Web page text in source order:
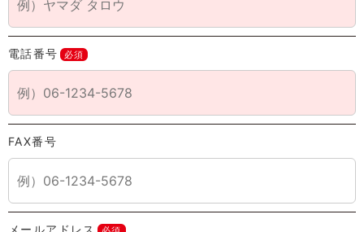
電話番号 必須
FAX番号
メールアドレス